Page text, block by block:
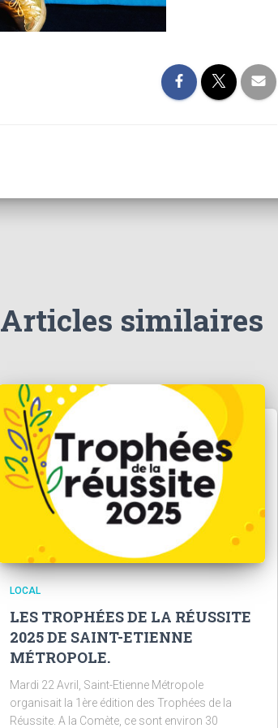
Articles similaires
LOCAL
LES TROPHÉES DE LA RÉUSSITE
2025 DE SAINT-ETIENNE
MÉTROPOLE.
Mardi 22 Avril, Saint-Etienne Métropole
organisait la 1ère édition des Trophées de la
Réussite. A la Comète, ce sont environ 30